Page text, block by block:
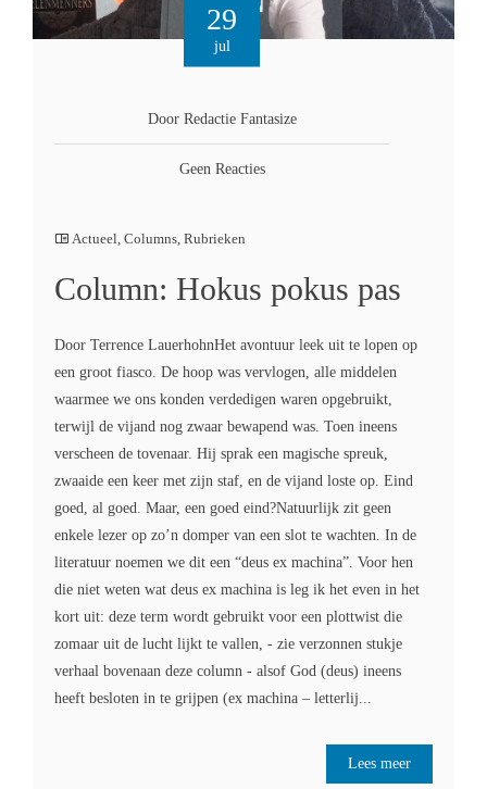
29
jul
Door Redactie Fantasize
Geen Reacties
Actueel, Columns, Rubrieken
Column: Hokus pokus pas
Door Terrence LauerhohnHet avontuur leek uit te lopen op
een groot fiasco. De hoop was vervlogen, alle middelen
waarmee we ons konden verdedigen waren opgebruikt,
terwijl de vijand nog zwaar bewapend was. Toen ineens
verscheen de tovenaar. Hij sprak een magische spreuk,
zwaaide een keer met zijn staf, en de vijand loste op. Eind
goed, al goed. Maar, een goed eind?Natuurlijk zit geen
enkele lezer op zo’n domper van een slot te wachten. In de
literatuur noemen we dit een “deus ex machina”. Voor hen
die niet weten wat deus ex machina is leg ik het even in het
kort uit: deze term wordt gebruikt voor een plottwist die
zomaar uit de lucht lijkt te vallen, - zie verzonnen stukje
verhaal bovenaan deze column - alsof God (deus) ineens
heeft besloten in te grijpen (ex machina – letterlij...
Lees meer